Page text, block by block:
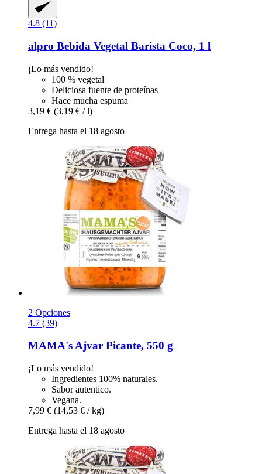
4.8 (11)
alpro Bebida Vegetal Barista Coco, 1 l
¡Lo más vendido!
100 % vegetal
Deliciosa fuente de proteínas
Hace mucha espuma
3,19 € (3,19 € / l)
Entrega hasta el 18 agosto
2 Opciones
4.7 (39)
MAMA'sAjvar Picante, 550 g
¡Lo más vendido!
Ingredientes 100% naturales.
Sabor autentico.
Vegana.
7,99 € (14,53 € / kg)
Entrega hasta el 18 agosto